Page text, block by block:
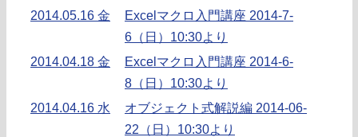
2014.05.16 金
Excelマクロ入門講座 2014-7-
6（日）10:30より
2014.04.18 金
Excelマクロ入門講座 2014-6-
8（日）10:30より
2014.04.16 水
オブジェクト式解説編 2014-06-
22（日）10:30より